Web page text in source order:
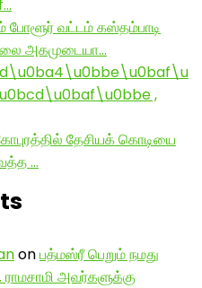
வட்டம் கஸ்தம்பாடி
அகமுடையா…
,
தேசியக் கொடியை
…
onபத்மஸ்ரீ பெறும் நமது
அவர்களுக்கு